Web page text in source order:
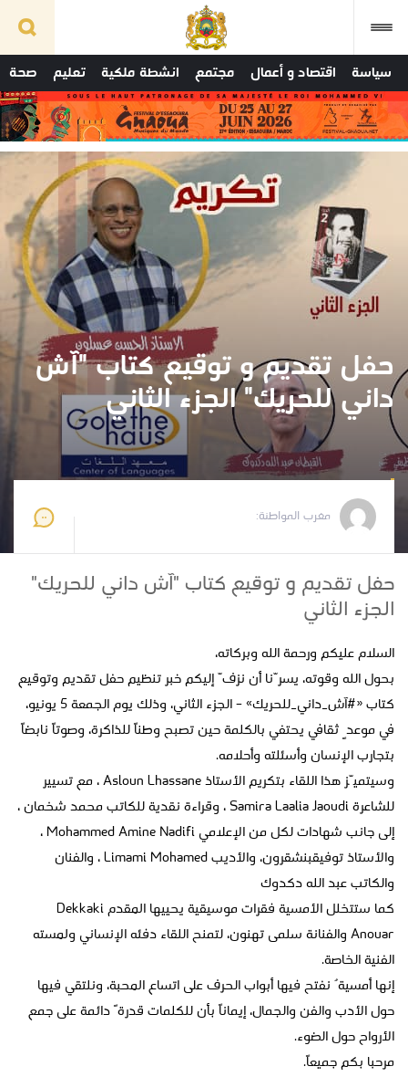
سياسة اقتصاد و أعمال مجتمع انشطة ملكية تعليم صحة
حفل تقديم و توقيع كتاب "آش
داني للحريك" الجزء الثاني
مغرب المواطنة:
حفل تقديم و توقيع كتاب "آش داني للحريك"
الجزء الثاني
السلام عليكم ورحمة الله وبركاته،
بحول الله وقوته، يسرّنا أن نزفّ إليكم خبر تنظيم حفل تقديم وتوقيع
كتاب «#آش_داني_للحريك» – الجزء الثاني، وذلك يوم الجمعة 5 يونيو،
في موعدٍ ثقافي يحتفي بالكلمة حين تصبح وطناً للذاكرة، وصوتاً نابضاً
بتجارب الإنسان وأسئلته وأحلامه.
وسيتميّز هذا اللقاء بتكريم الأستاذ Asloun Lhassane ، مع تسيير
للشاعرة Samira Laalia Jaoudi ، وقراءة نقدية للكاتب محمد شخمان ،
إلى جانب شهادات لكل من الإعلامي Mohammed Amine Nadifi ،
والأستاذ توفيقبنشقرون، والأديب Limami Mohamed ، والفنان
والكاتب عبد الله دكدوك
كما ستتخلل الأمسية فقرات موسيقية يحييها المقدم Dekkaki
Anouar والفنانة سلمى تهنون، لتمنح اللقاء دفئه الإنساني ولمسته
الفنية الخاصة.
إنها أمسيةٌ نفتح فيها أبواب الحرف على اتساع المحبة، ونلتقي فيها
حول الأدب والفن والجمال، إيماناً بأن للكلمات قدرةً دائمة على جمع
الأرواح حول الضوء.
مرحبا بكم جميعاً.